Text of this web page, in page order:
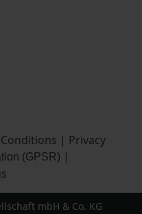
| Privacy
(GPSR) |
mbH & Co. KG